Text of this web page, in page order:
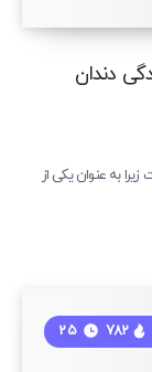
دندان
به عنوان یکی از
782